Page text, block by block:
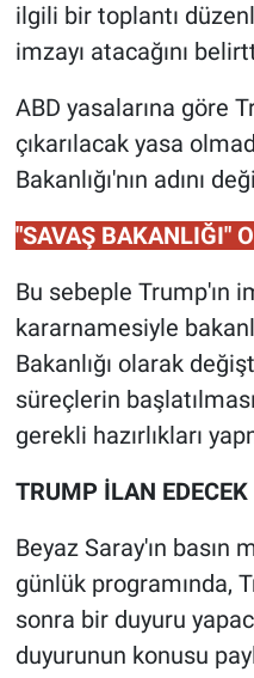
ilgili bir toplantı
imzayı atacağını
ABD yasalarına göre
çıkarılacak yasa
Bakanlığı'nın adını
"SAVAŞ BAKANLIĞI"
Bu sebeple Trump'ın
kararnamesiyle
Bakanlığı olarak
süreçlerin
gerekli hazırlıkları
TRUMP İLAN EDECEK
Beyaz Saray'ın basın
günlük programında,
sonra bir duyuru
duyurunun konusu